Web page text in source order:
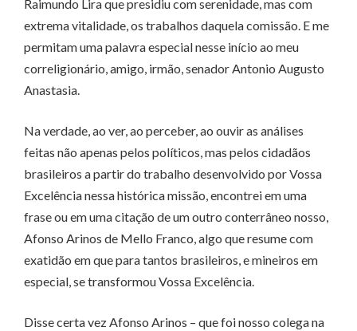
Raimundo Lira que presidiu com serenidade, mas com
extrema vitalidade, os trabalhos daquela comissão. E me
permitam uma palavra especial nesse início ao meu
correligionário, amigo, irmão, senador Antonio Augusto
Anastasia.
Na verdade, ao ver, ao perceber, ao ouvir as análises
feitas não apenas pelos políticos, mas pelos cidadãos
brasileiros a partir do trabalho desenvolvido por Vossa
Excelência nessa histórica missão, encontrei em uma
frase ou em uma citação de um outro conterrâneo nosso,
Afonso Arinos de Mello Franco, algo que resume com
exatidão em que para tantos brasileiros, e mineiros em
especial, se transformou Vossa Excelência.
Disse certa vez Afonso Arinos – que foi nosso colega na